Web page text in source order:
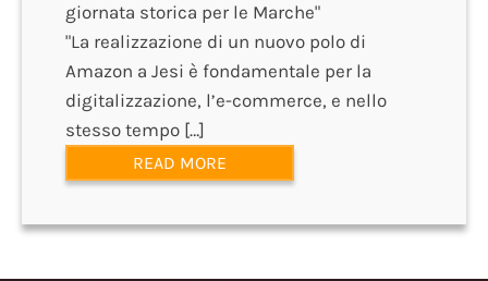
giornata storica per le Marche"
"La realizzazione di un nuovo polo di
Amazon a Jesi è fondamentale per la
digitalizzazione, l’e-commerce, e nello
stesso tempo […]
READ MORE